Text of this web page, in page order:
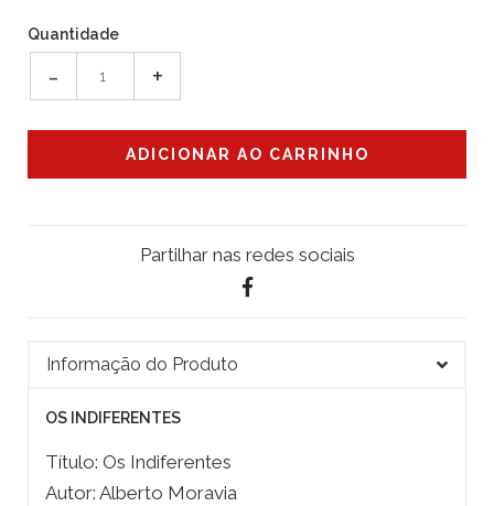
Quantidade
- +
Partilhar nas redes sociais
Informação do Produto
OS INDIFERENTES
Título: Os Indiferentes
Autor: Alberto Moravia